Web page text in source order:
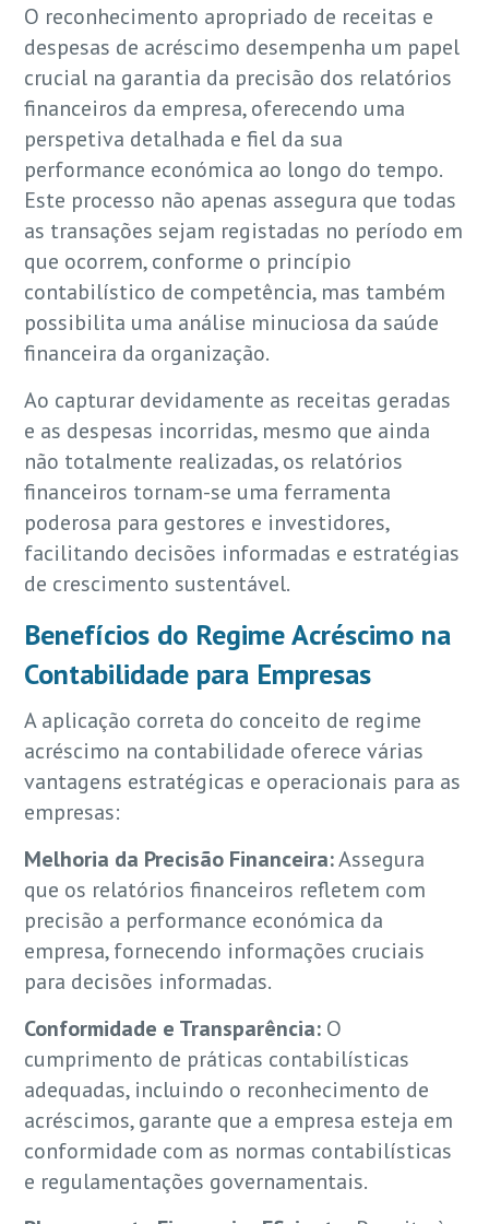
O reconhecimento apropriado de receitas e
despesas de acréscimo desempenha um papel
crucial na garantia da precisão dos relatórios
financeiros da empresa, oferecendo uma
perspetiva detalhada e fiel da sua
performance económica ao longo do tempo.
Este processo não apenas assegura que todas
as transações sejam registadas no período em
que ocorrem, conforme o princípio
contabilístico de competência, mas também
possibilita uma análise minuciosa da saúde
financeira da organização.
Ao capturar devidamente as receitas geradas
e as despesas incorridas, mesmo que ainda
não totalmente realizadas, os relatórios
financeiros tornam-se uma ferramenta
poderosa para gestores e investidores,
facilitando decisões informadas e estratégias
de crescimento sustentável.
Benefícios do Regime Acréscimo na
Contabilidade para Empresas
A aplicação correta do conceito de regime
acréscimo na contabilidade oferece várias
vantagens estratégicas e operacionais para as
empresas:
Melhoria da Precisão Financeira:Assegura
que os relatórios financeiros refletem com
precisão a performance económica da
empresa, fornecendo informações cruciais
para decisões informadas.
Conformidade e Transparência: O
cumprimento de práticas contabilísticas
adequadas, incluindo o reconhecimento de
acréscimos, garante que a empresa esteja em
conformidade com as normas contabilísticas
e regulamentações governamentais.